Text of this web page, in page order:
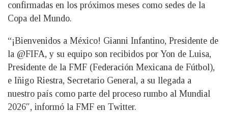
confirmadas en los próximos meses como sedes de la
Copa del Mundo.
“¡Bienvenidos a México! Gianni Infantino, Presidente de
la @FIFA, y su equipo son recibidos por Yon de Luisa,
Presidente de la FMF (Federación Mexicana de Fútbol),
e Iñigo Riestra, Secretario General, a su llegada a
nuestro país como parte del proceso rumbo al Mundial
2026″, informó la FMF en Twitter.